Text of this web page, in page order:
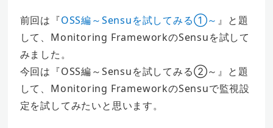
前回は『OSS編～Sensuを試してみる①～ 』と題
して、Monitoring FrameworkのSensuを試して
みました。
今回は『OSS編～Sensuを試してみる②～』と題
して、Monitoring FrameworkのSensuで監視設
定を試してみたいと思います。